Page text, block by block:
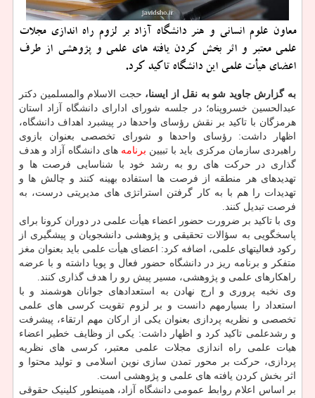
معاون علوم انسانی و هنر دانشگاه آزاد بر لزوم راه اندازی مجلات
علمی معتبر و اثر بخش کردن یافته های علمی و پژوهشی از طرف
اعضای هیأت علمی این دانشگاه تاکید کرد.
به گزارش جاوید شو به نقل از ایسنا، حجت الاسلام والمسلمین دکتر
عبدالحسین خسروپناه؛ در جلسه شورای ادارای دانشگاه آزاد استان
هرمزگان با تاکید بر نقش رؤسای واحدها در پیشبرد اهداف دانشگاه،
اظهار داشت: رؤسای واحدها و شورای تخصصی بعنوان بازوی
راهبردی سازمان مرکزی باید با تبیین برنامه های دانشگاه آزاد و هدف
گذاری در حرکت های رو به رشد خود با شناسایی فرصت ها و
تهدیدهای هر منطقه از فرصت ها استفاده بهینه کنند و چالش ها و
تهدیدات را هم با به کار گرفتن استراتژی های مدیریتی درست، به
فرصت تبدیل کنند.
وی با تاکید بر ضرورت حضور اعضاء هیأت علمی در دوران کرونا برای
پاسخگویی به سؤالات تحقیقی و پژوهشی دانشجویان و پیشگیری از
رکود فعالیتهای علمی، اضافه کرد: اعضای هیأت علمی باید بعنوان مغز
متفکر و برنامه ریز در دانشگاه حضور فعال و پویا داشته و با عرضه
راهکارهای علمی و پژوهشی، مسیر پیش رو را هدف گذاری کنند.
وی نخبه پروری و ارج نهادن به استعدادهای جوانان هوشمند و با
استعداد را بسیارمهم دانست و بر لزوم تقویت کرسی های علمی
تخصصی و نظریه پردازی بعنوان یکی از ارکان مهم ارتقاء، پیشرفت
و رشدعلمی تاکید کرد و اظهار داشت: یکی از وظایف خطیر اعضاء
هیات علمی راه اندازی مجلات علمی معتبر، کرسی های نظریه
پردازی، حرکت بر محور تمدن سازی نوین اسلامی و تولید محتوا و
اثر بخش کردن یافته های علمی و پژوهشی است.
بر اساس اعلام روابط عمومی دانشگاه آزاد، همینطور کلینیک حقوقی